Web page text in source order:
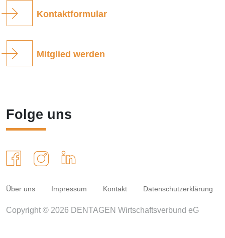
Kontaktformular
Mitglied werden
Folge uns
Über uns Impressum Kontakt Datenschutzerklärung
Copyright © 2026 DENTAGEN Wirtschaftsverbund eG